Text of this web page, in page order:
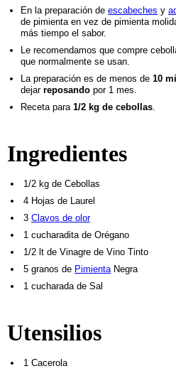
En la preparación de escabeches y
de pimienta en vez de pimienta
más tiempo el sabor.
Le recomendamos que compre
que normalmente se usan.
La preparación es de menos de 10
dejar reposando por 1 mes.
Receta para 1/2 kg de cebollas.
Ingredientes
1/2 kg de Cebollas
4 Hojas de Laurel
3 Clavos de olor
1 cucharadita de Orégano
1/2 lt de Vinagre de Vino Tinto
5 granos de PimientaNegra
1 cucharada de Sal
Utensilios
1 Cacerola